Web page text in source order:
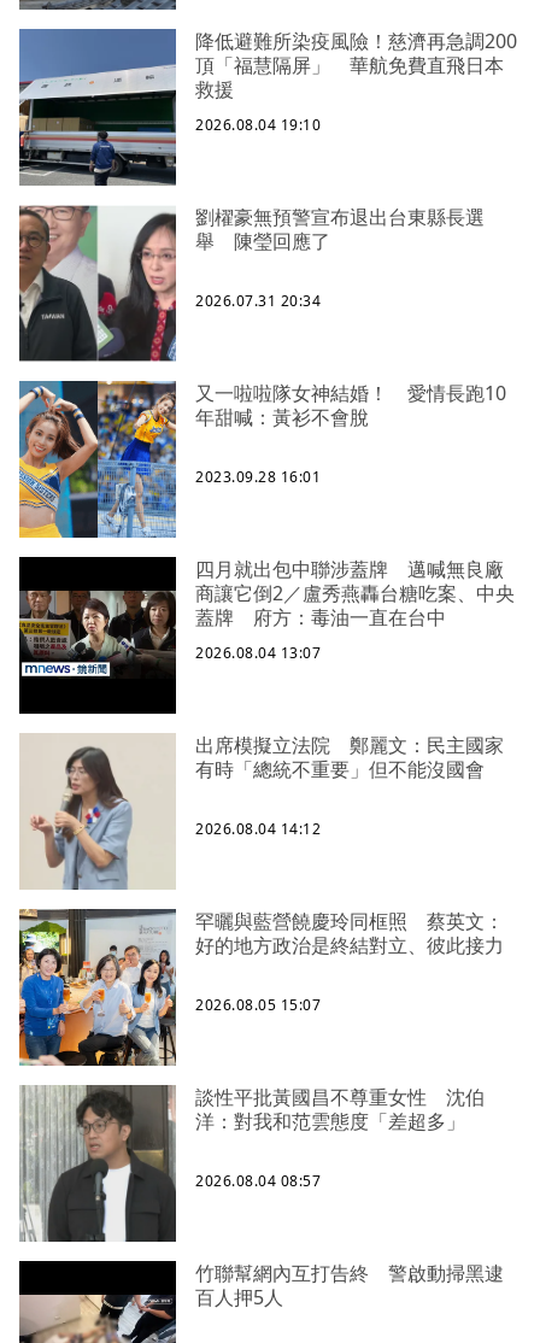
降低避難所染疫風險！慈濟再急調200
頂「福慧隔屏」 華航免費直飛日本
救援
2026.08.04 19:10
劉櫂豪無預警宣布退出台東縣長選
舉 陳瑩回應了
2026.07.31 20:34
又一啦啦隊女神結婚！ 愛情長跑10
年甜喊：黃衫不會脫
2023.09.28 16:01
四月就出包中聯涉蓋牌 邁喊無良廠
商讓它倒2／盧秀燕轟台糖吃案、中央
蓋牌 府方：毒油一直在台中
2026.08.04 13:07
出席模擬立法院 鄭麗文：民主國家
有時「總統不重要」但不能沒國會
2026.08.04 14:12
罕曬與藍營饒慶玲同框照 蔡英文：
好的地方政治是終結對立、彼此接力
2026.08.05 15:07
談性平批黃國昌不尊重女性 沈伯
洋：對我和范雲態度「差超多」
2026.08.04 08:57
竹聯幫網內互打告終 警啟動掃黑逮
百人押5人